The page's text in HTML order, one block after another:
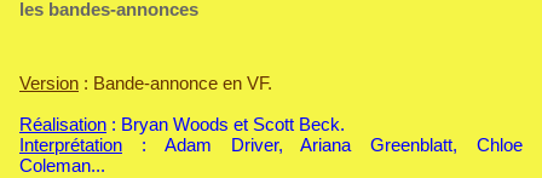
les bandes-annonces
Version : Bande-annonce en VF.
Réalisation : Bryan Woods et Scott Beck.
Interprétation : Adam Driver, Ariana Greenblatt, Chloe
Coleman...